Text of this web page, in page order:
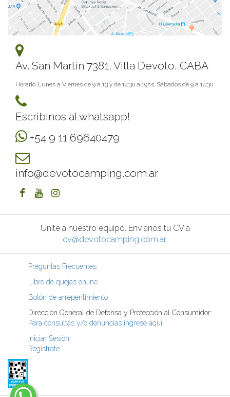
Av. San Martin 7381, Villa Devoto, CABA
Horario: Lunes a Viernes de 9 a 13 y de 14:30 a 19hs. Sábados de 9 a 14:30
Escribinos al whatsapp!
+54 9 11 69640479
info@devotocamping.com.ar
Unite a nuestro equipo. Envianos tu CV a
cv@devotocamping.com.ar.
Preguntas Frecuentes
Libro de quejas online
Botón de arrepentimiento
Dirección General de Defensa y Protección al Consumidor:
Para consultas y/o denuncias ingrese aquí
Iniciar Sesión
Registrate